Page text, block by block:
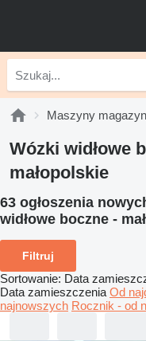
Maszyny
Wózki widłowe
małopolskie
63 ogłoszenia
widłowe boczne -
Filtruj
Sortowanie: Data
Data zamieszczenia Od
najnowszych Rocznik - od